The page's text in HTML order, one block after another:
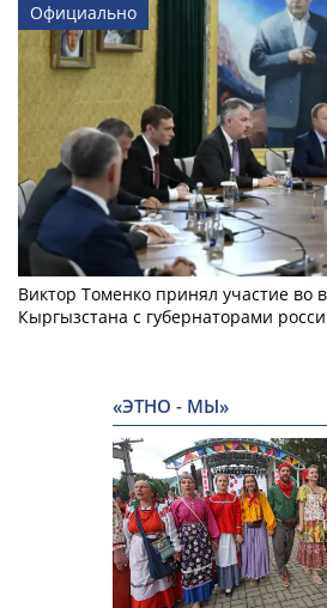
Официально
Виктор Томенко принял участие во
Кыргызстана с губернаторами
«ЭТНО - МЫ»